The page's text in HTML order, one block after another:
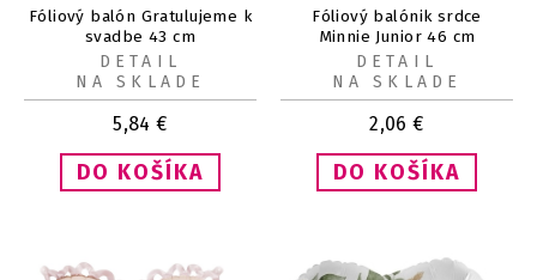
Fóliový balón Gratulujeme k
svadbe 43 cm
5,84 €
DETAIL
NA SKLADE
Fóliový balónik srdce
Minnie Junior 46 cm
2,06 €
DETAIL
NA SKLADE